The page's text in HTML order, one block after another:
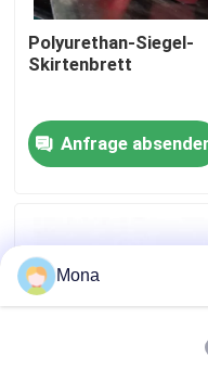
Fabrik Tour
Kontakt
Keramische
Tonerde-
Polyurethan-Siegel-
Skirtenbrett
Anfrage
Mona